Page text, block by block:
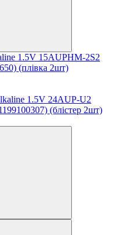
1.5V 15AUPHM-2S2
(плівка 2шт)